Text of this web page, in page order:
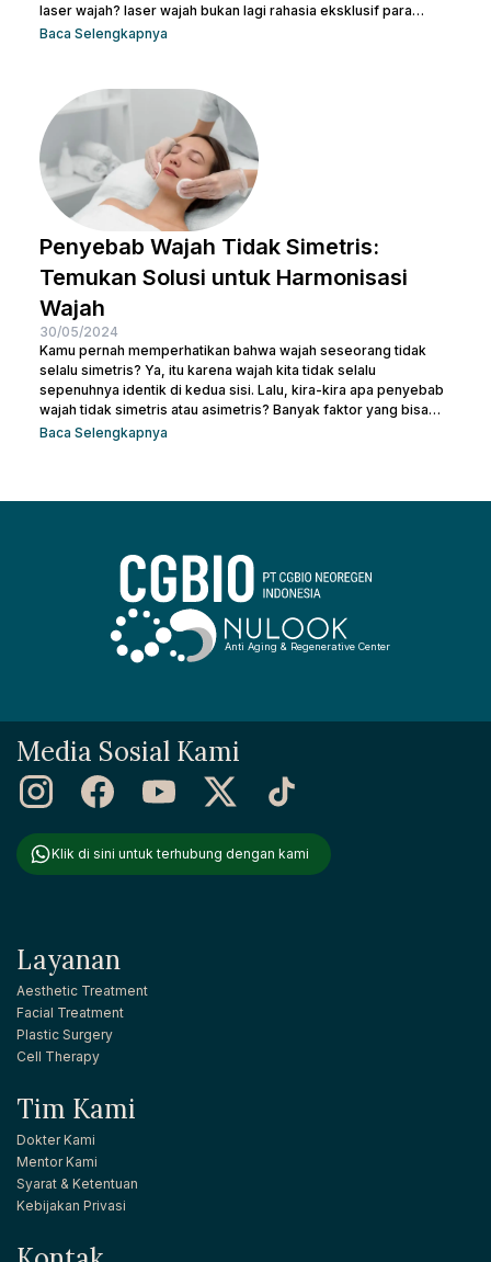
laser wajah? laser wajah bukan lagi rahasia eksklusif para
selebriti atau ahli kecantikan. Ini adalah solusi modern yang
Jadi, jika kamu ingin memperbaiki tekstur kulit, menghilangkan
noda, atau meremajakan kulit tanpa harus melewati prosedur...
Baca Selengkapnya
Penyebab Wajah Tidak Simetris:
Temukan Solusi untuk Harmonisasi
Wajah
30/05/2024
Kamu pernah memperhatikan bahwa wajah seseorang tidak
selalu simetris? Ya, itu karena wajah kita tidak selalu
sepenuhnya identik di kedua sisi. Lalu, kira-kira apa penyebab
wajah tidak simetris atau asimetris? Banyak faktor yang bisa
memengaruhi simetri wajah, mulai dari genetika, gaya hidup,
Baca Selengkapnya
Anti Aging & Regenerative Center
Media Sosial Kami
Klik di sini untuk terhubung dengan kami
Layanan
Aesthetic Treatment
Facial Treatment
Plastic Surgery
Cell Therapy
Tim Kami
Dokter Kami
Mentor Kami
Syarat & Ketentuan
Kebijakan Privasi